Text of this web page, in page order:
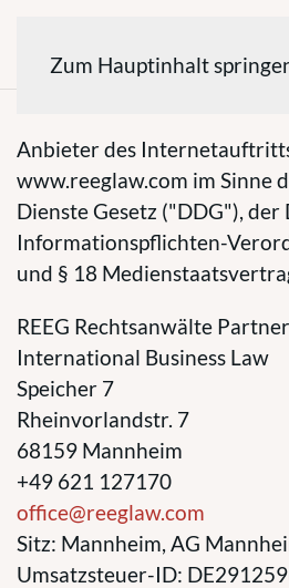
Zum Hauptinhalt
Anbieter des
www.reeglaw.com im Sinne
Dienste Gesetz ("DDG"),
Informationspflichten-
und § 18
REEG Rechtsanwälte
International Business Law
Speicher 7
Rheinvorlandstr. 7
68159 Mannheim
+49 621 127170
office@reeglaw.com
Sitz: Mannheim, AG
Umsatzsteuer-ID: